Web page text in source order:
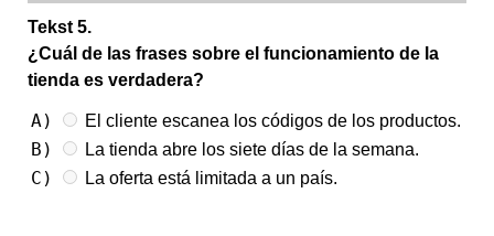
Tekst 5.
¿Cuál de las frases sobre el funcionamiento de la
tienda es verdadera?
A) El cliente escanea los códigos de los productos.
B) La tienda abre los siete días de la semana.
C) La oferta está limitada a un país.